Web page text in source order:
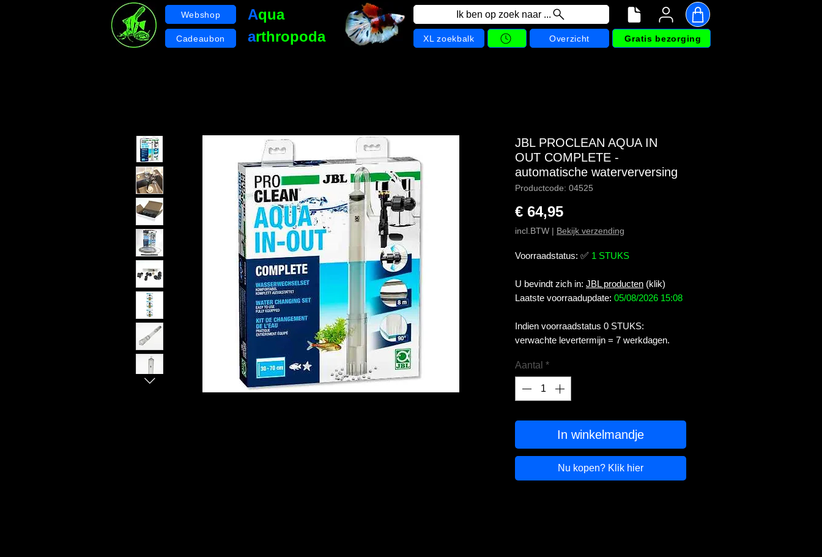
Webshop
Cadeaubon
Aqua
arthropoda
Ik ben op zoek naar ...
XL zoekbalk Overzicht Gratis bezorging
JBL PROCLEAN AQUA IN
OUT COMPLETE -
automatische waterverversing
Productcode: 04525
€ 64,95Prijs
incl.BTW | Bekijk verzending
Voorraadstatus: ✅ 1 STUKS
U bevindt zich in: JBL producten (klik)
Laatste voorraadupdate: 05/08/2026 15:08
Indien voorraadstatus 0 STUKS:
verwachte levertermijn = 7 werkdagen.
Aantal *
In winkelmandje
Nu kopen? Klik hier